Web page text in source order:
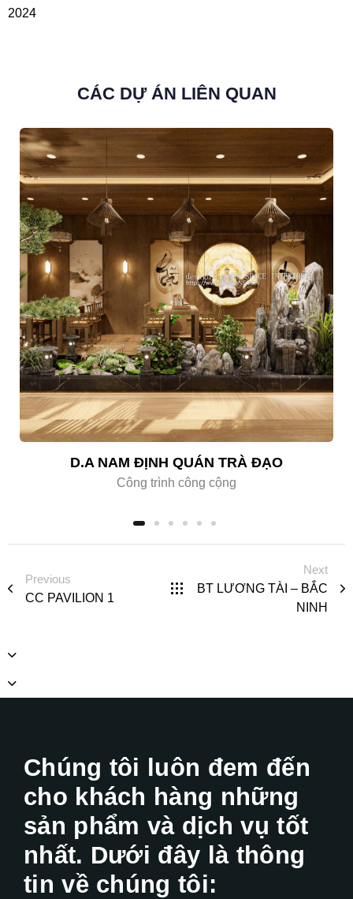
2024
CÁC DỰ ÁN LIÊN QUAN
D.A NAM ĐỊNH QUÁN TRÀ ĐẠO
Công trình công cộng
Previous
CC PAVILION 1
Next
BT LƯƠNG TÀI – BẮC
NINH
Chúng tôi luôn đem đến
cho khách hàng những
sản phẩm và dịch vụ tốt
nhất. Dưới đây là thông
tin về chúng tôi: